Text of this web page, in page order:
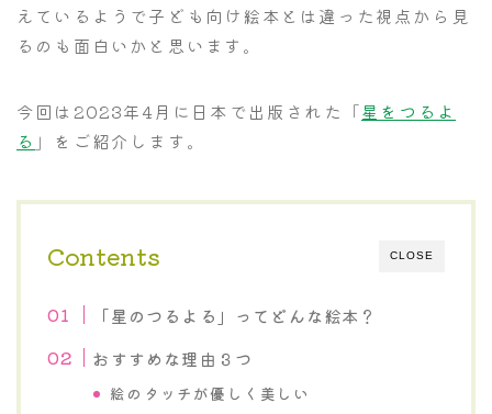
えているようで子ども向け絵本とは違った視点から見
るのも面白いかと思います。
今回は2023年4月に日本で出版された「星をつるよ
る 」をご紹介します。
CLOSE
Contents
「星のつるよる」ってどんな絵本？
おすすめな理由３つ
絵のタッチが優しく美しい